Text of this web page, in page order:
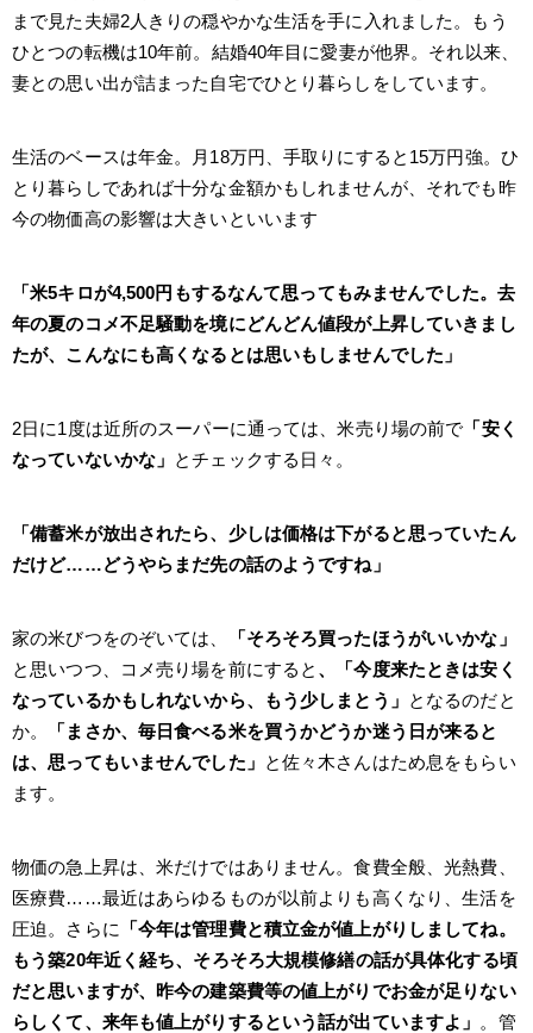
まで見た夫婦2人きりの穏やかな生活を手に入れました。もう
ひとつの転機は10年前。結婚40年目に愛妻が他界。それ以来、
妻との思い出が詰まった自宅でひとり暮らしをしています。
生活のベースは年金。月18万円、手取りにすると15万円強。ひ
とり暮らしであれば十分な金額かもしれませんが、それでも昨
今の物価高の影響は大きいといいます
「米5キロが4,500円もするなんて思ってもみませんでした。去
年の夏のコメ不足騒動を境にどんどん値段が上昇していきまし
たが、こんなにも高くなるとは思いもしませんでした」
2日に1度は近所のスーパーに通っては、米売り場の前で 「安く
なっていないかな」 とチェックする日々。
「備蓄米が放出されたら、少しは価格は下がると思っていたん
だけど……どうやらまだ先の話のようですね」
家の米びつをのぞいては、
「そろそろ買ったほうがいいかな」
と思いつつ、コメ売り場を前にすると 、「今度来たときは安く
なっているかもしれないから、もう少しまとう」 となるのだと
か。
「まさか、毎日食べる米を買うかどうか迷う日が来ると
は、思ってもいませんでした」 と佐々木さんはため息をもらい
ます。
物価の急上昇は、米だけではありません。食費全般、光熱費、
医療費……最近はあらゆるものが以前よりも高くなり、生活を
圧迫。さらに
「今年は管理費と積立金が値上がりしましてね。
もう築20年近く経ち、そろそろ大規模修繕の話が具体化する頃
だと思いますが、昨今の建築費等の値上がりでお金が足りない
らしくて、来年も値上がりするという話が出ていますよ」 。管